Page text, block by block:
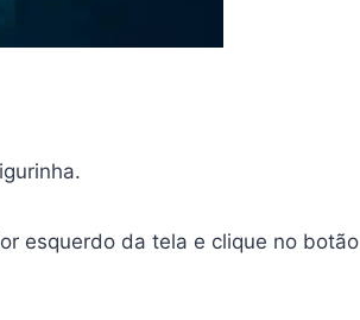
esquerdo da tela e clique no botão